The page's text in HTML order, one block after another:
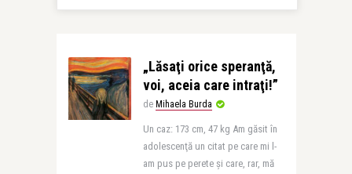
„Lăsaţi orice speranţă,
voi, aceia care intraţi!”
de Mihaela Burda
Un caz: 173 cm, 47 kg Am găsit în
adolescenţă un citat pe care mi l-
am pus pe perete şi care, rar, mă